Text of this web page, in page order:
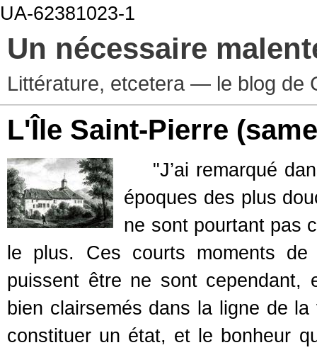
UA-62381023-1
Un nécessaire
Littérature, etcetera — le blog de
L'Île Saint-Pierre
"J’ai remarqué
époques des plus
ne sont pourtant pas
le plus. Ces courts moments
puissent être ne sont cependant,
bien clairsemés dans la ligne de
constituer un état, et le bonheur